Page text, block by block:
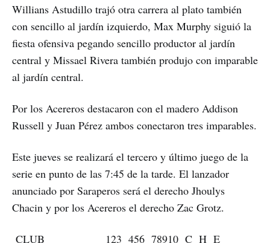
Willians Astudillo trajó otra carrera al plato también
con sencillo al jardín izquierdo, Max Murphy siguió la
fiesta ofensiva pegando sencillo productor al jardín
central y Missael Rivera también produjo con imparable
al jardín central.
Por los Acereros destacaron con el madero Addison
Russell y Juan Pérez ambos conectaron tres imparables.
Este jueves se realizará el tercero y último juego de la
serie en punto de las 7:45 de la tarde. El lanzador
anunciado por Saraperos será el derecho Jhoulys
Chacin y por los Acereros el derecho Zac Grotz.
CLUB 123 456 78910 C H E